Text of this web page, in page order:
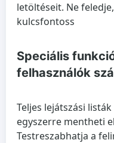
letöltéseit. Ne
kulcsfontoss
Speciális
felhasználók
Teljes lejátszási
egyszerre mentheti
Testreszabhatja a